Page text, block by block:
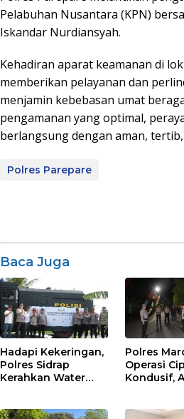
Pelabuhan Nusantara (KPN)
Iskandar Nurdiansyah.
Kehadiran aparat keamanan di
memberikan pelayanan dan
menjamin kebebasan umat
pengamanan yang optimal,
berlangsung dengan aman,
Polres Parepare
Baca Juga
Hadapi Kekeringan,
Polres Sidrap
Kerahkan Water
Polres
Operasi
Kondusif,
Masyarakat